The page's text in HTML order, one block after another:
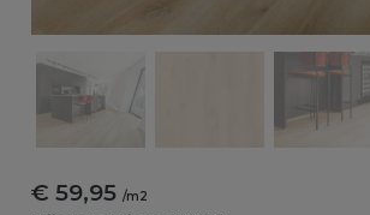
€ 59,95/m2